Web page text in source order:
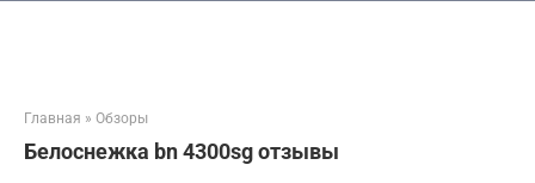
Главная » Обзоры
Белоснежка bn 4300sg отзывы